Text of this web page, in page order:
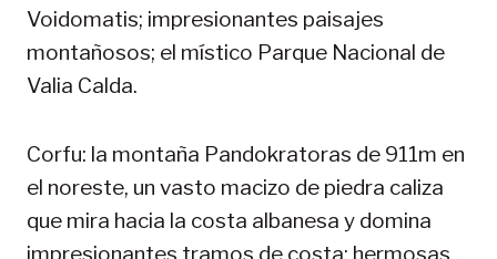
Voidomatis; impresionantes paisajes
montañosos; el místico Parque Nacional de
Valia Calda.
Corfu: la montaña Pandokratoras de 911m en
el noreste, un vasto macizo de piedra caliza
que mira hacia la costa albanesa y domina
impresionantes tramos de costa; hermosas